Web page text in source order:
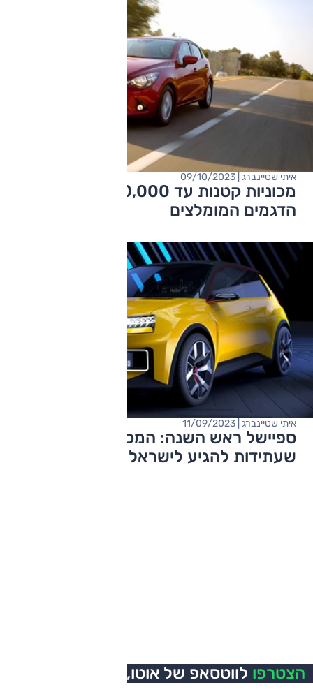
הדגמים המומלצים
איתי שטיינברג | 09/10/2023
ספיישל ראש השנה: המכוניות הקטנות
שעתידות להגיע לישראל
איתי שטיינברג | 11/09/2023
הצטרפו לווטסאפ של אוטו,